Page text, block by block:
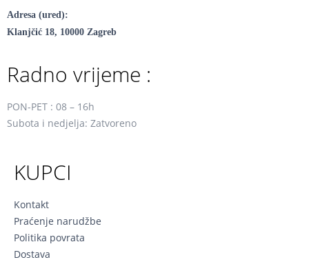
Adresa (ured):
Klanjčić 18, 10000 Zagreb
Radno vrijeme :
PON-PET : 08 – 16h
Subota i nedjelja: Zatvoreno
KUPCI
Kontakt
Praćenje narudžbe
Politika povrata
Dostava